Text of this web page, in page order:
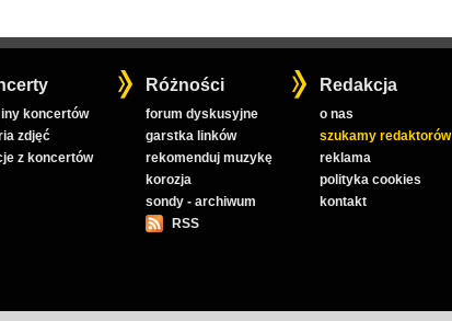
koncertów
zdjęć
z koncertów
Różności
forum dyskusyjne
garstka linków
rekomenduj muzykę
korozja
sondy - archiwum
RSS
Redakcja
o nas
szukamy redaktorów
reklama
polityka cookies
kontakt